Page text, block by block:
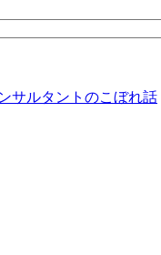
サルタントのこぼれ話